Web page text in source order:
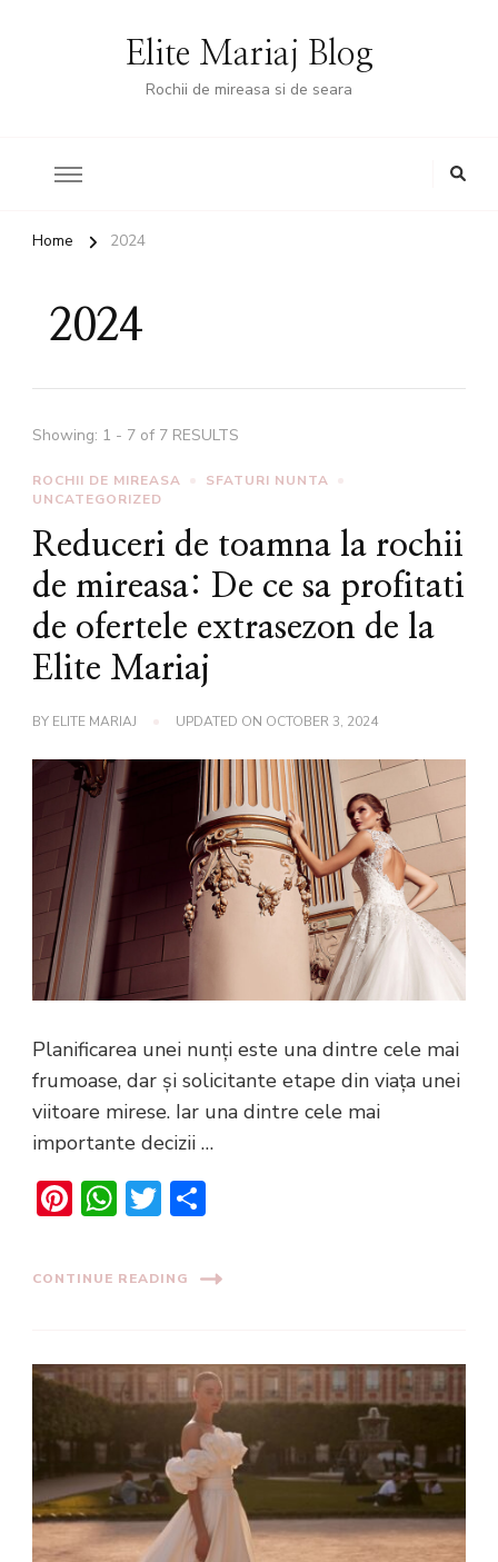
Elite Mariaj Blog
Rochii de mireasa si de seara
Home 2024
2024
Showing: 1 - 7 of 7 RESULTS
ROCHII DE MIREASA
SFATURI NUNTA
UNCATEGORIZED
Reduceri de toamna la rochii
de mireasa: De ce sa profitati
de ofertele extrasezon de la
Elite Mariaj
BY ELITE MARIAJ UPDATED ON OCTOBER 3, 2024
Planificarea unei nunți este una dintre cele mai
frumoase, dar și solicitante etape din viața unei
viitoare mirese. Iar una dintre cele mai
importante decizii …
Pinterest
WhatsApp
Twitter
CONTINUE READING